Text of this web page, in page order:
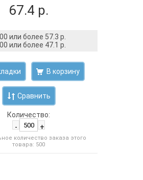
67.4 р.
или более 57.3 р.
или более 47.1 р.
Сравнить
Количество:
-
+
количество заказа этого
товара: 500